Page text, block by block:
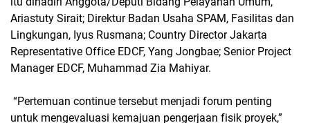
Ariastuty Sirait; Direktur Badan Usaha SPAM, Fasilitas dan
Lingkungan, Iyus Rusmana; Country Director Jakarta
Representative Office EDCF, Yang Jongbae; Senior Project
Manager EDCF, Muhammad Zia Mahiyar.
“Pertemuan continue tersebut menjadi forum penting
untuk mengevaluasi kemajuan pengerjaan fisik proyek,”